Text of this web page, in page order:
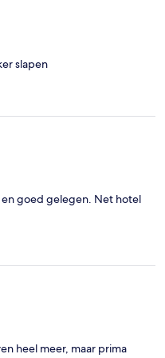
slapen
goed gelegen. Net hotel
heel meer, maar prima